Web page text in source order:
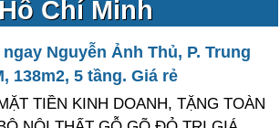
Hồ Chí Minh
Nguyễn Ảnh Thủ, P. Trung
138m2, 5 tầng. Giá rẻ
TIỀN KINH DOANH, TẶNG TOÀN